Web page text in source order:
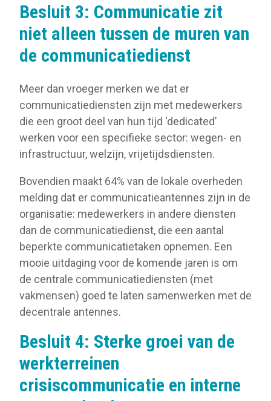
Besluit 3: Communicatie zit
niet alleen tussen de muren van
de communicatiedienst
Meer dan vroeger merken we dat er
communicatiediensten zijn met medewerkers
die een groot deel van hun tijd ‘dedicated’
werken voor een specifieke sector: wegen- en
infrastructuur, welzijn, vrijetijdsdiensten.
Bovendien maakt 64% van de lokale overheden
melding dat er communicatieantennes zijn in de
organisatie: medewerkers in andere diensten
dan de communicatiedienst, die een aantal
beperkte communicatietaken opnemen. Een
mooie uitdaging voor de komende jaren is om
de centrale communicatiediensten (met
vakmensen) goed te laten samenwerken met de
decentrale antennes.
Besluit 4: Sterke groei van de
werkterreinen
crisiscommunicatie en interne